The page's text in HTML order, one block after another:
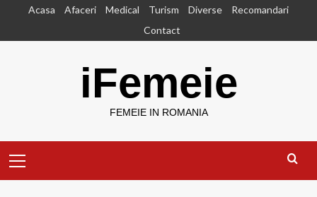
content
Acasa Afaceri Medical Turism Diverse
Recomandari
Contact
iFemeie
FEMEIE IN ROMANIA
Menu